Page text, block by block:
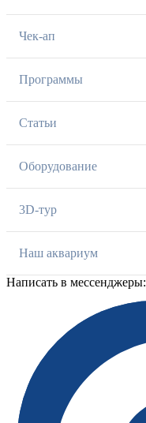
Чек-ап
Программы
Статьи
Оборудование
3D-тур
Наш аквариум
Написать в мессенджеры: